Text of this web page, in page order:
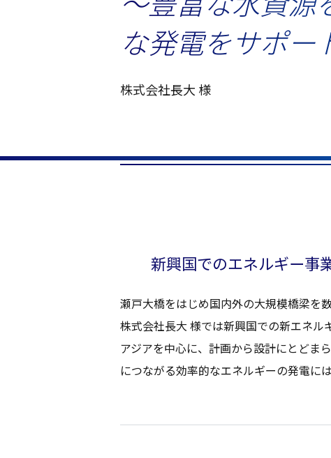
な発電をサポー
株式会社長大 様
新興国でのエネルギー事
瀬戸大橋をはじめ 国内外の大規模橋梁を
株式会社長大 様では新興国での新エネル
アジアを中心に、 計画から設計にとどまら
につながる効率的なエネルギーの発電には